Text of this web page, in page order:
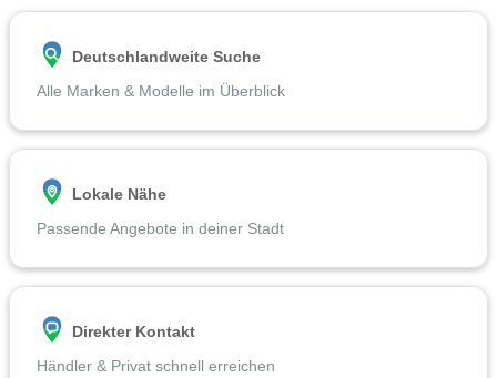
Deutschlandweite Suche
Alle Marken & Modelle im Überblick
Lokale Nähe
Passende Angebote in deiner Stadt
Direkter Kontakt
Händler & Privat schnell erreichen